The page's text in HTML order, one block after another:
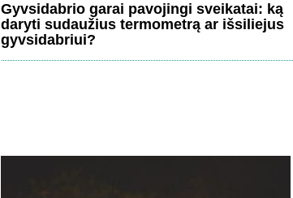
Gyvsidabrio garai pavojingi sveikatai: ką
daryti sudaužius termometrą ar išsiliejus
gyvsidabriui?